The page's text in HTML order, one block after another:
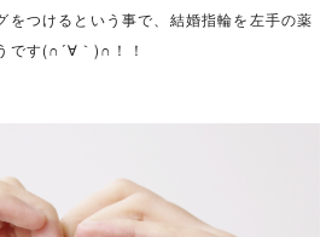
をつけるという事で、結婚指輪を左手の薬
です(∩´∀｀)∩！！